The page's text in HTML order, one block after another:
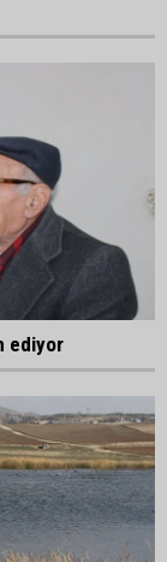
ediyor